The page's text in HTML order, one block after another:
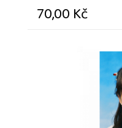
70,00 Kč